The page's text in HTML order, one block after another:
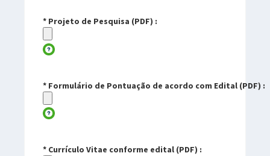
* Projeto de Pesquisa (PDF) :
* Formulário de Pontuação de acordo com Edital (PDF) :
* Currículo Vitae conforme edital (PDF) :